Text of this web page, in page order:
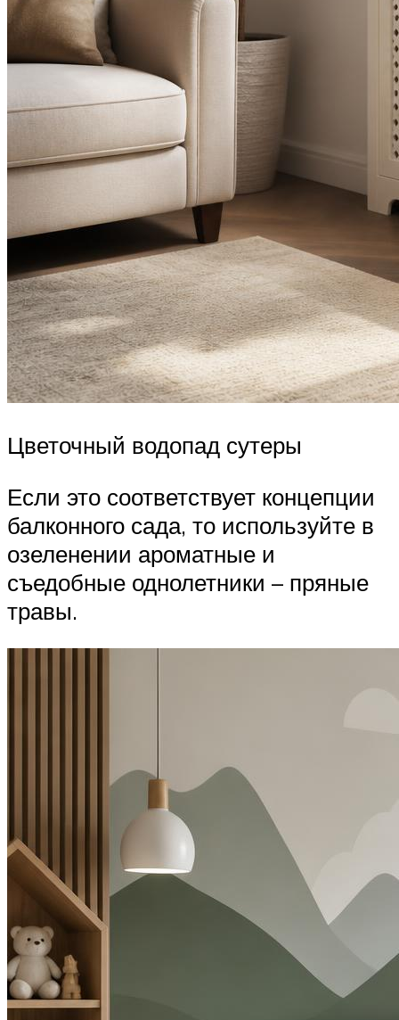
Цветочный водопад сутеры
Если это соответствует концепции
балконного сада, то используйте в
озеленении ароматные и
съедобные однолетники – пряные
травы.